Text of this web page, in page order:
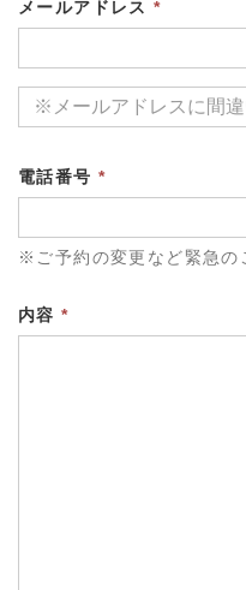
メールアドレス*
電話番号 *
※ご予約の変更など緊急の
内容*